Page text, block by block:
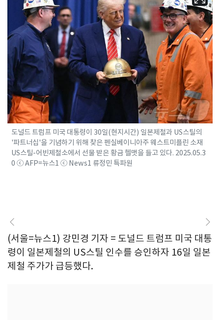
도널드 트럼프 미국 대통령이 30일(현지시간) 일본제철과 US스틸의
'파트너십'을 기념하기 위해 찾은 펜실베이니아주 웨스트미플린 소재
US스틸-어빈제철소에서 선물 받은 황금 헬맷을 들고 있다. 2025.05.3
0 ⓒ AFP=뉴스1 ⓒ News1 류정민 특파원
(서울=뉴스1) 강민경 기자 = 도널드 트럼프 미국 대통
령이 일본제철의 US스틸 인수를 승인하자 16일 일본
제철 주가가 급등했다.